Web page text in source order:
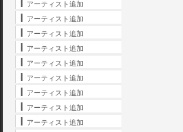
アーティスト追加
アーティスト追加
アーティスト追加
アーティスト追加
アーティスト追加
アーティスト追加
アーティスト追加
アーティスト追加
アーティスト追加